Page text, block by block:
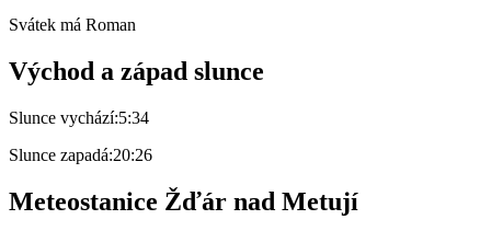
Svátek má Roman
Východ a západ slunce
Slunce vychází:5:34
Slunce zapadá:20:26
Meteostanice Žďár nad Metují